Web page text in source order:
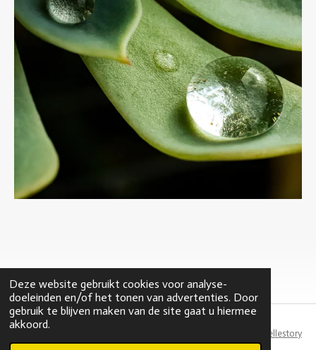
Deze website gebruikt cookies voor analyse-
doeleinden en/of het tonen van advertenties. Door
gebruik te blijven maken van de site gaat u hiermee
akkoord.
Tellestory